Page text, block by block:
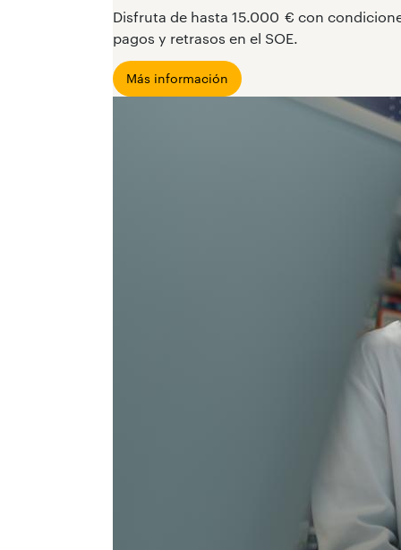
Disfruta de hasta 15.000 € con
pagos y retrasos en el SOE.
Más información